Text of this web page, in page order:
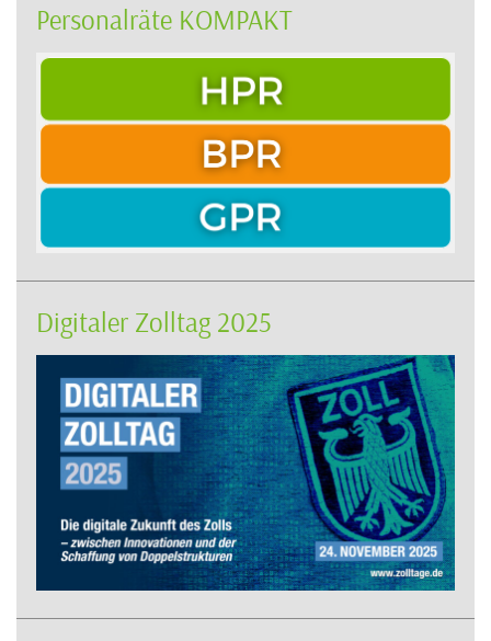
Personalräte KOMPAKT
Digitaler Zolltag 2025